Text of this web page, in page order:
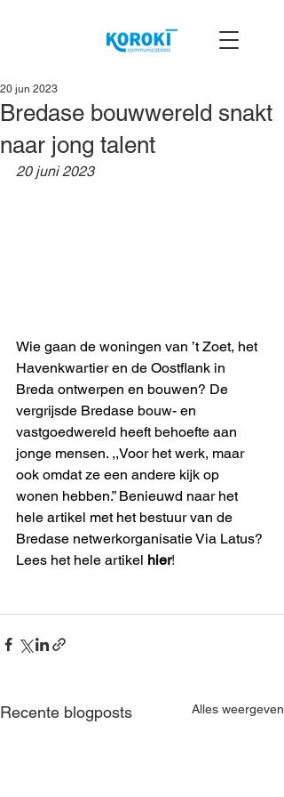
Bredase bouwwereld snakt
naar jong talent
20 jun 2023
20 juni 2023
Wie gaan de woningen van ’t Zoet, het
Havenkwartier en de Oostflank in
Breda ontwerpen en bouwen? De
vergrijsde Bredase bouw- en
vastgoedwereld heeft behoefte aan
jonge mensen. ,,Voor het werk, maar
ook omdat ze een andere kijk op
wonen hebben.” Benieuwd naar het
hele artikel met het bestuur van de
Bredase netwerkorganisatie Via Latus?
Lees het hele artikel hier!
Recente blogposts Alles weergeven